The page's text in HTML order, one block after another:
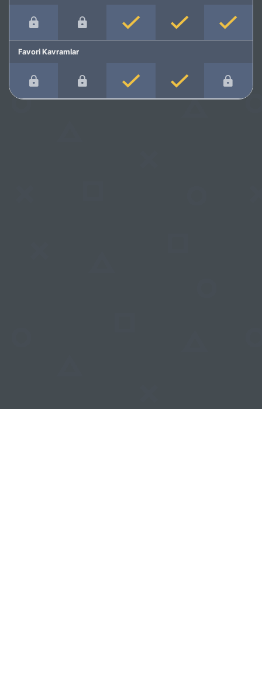
Favori Kavramlar